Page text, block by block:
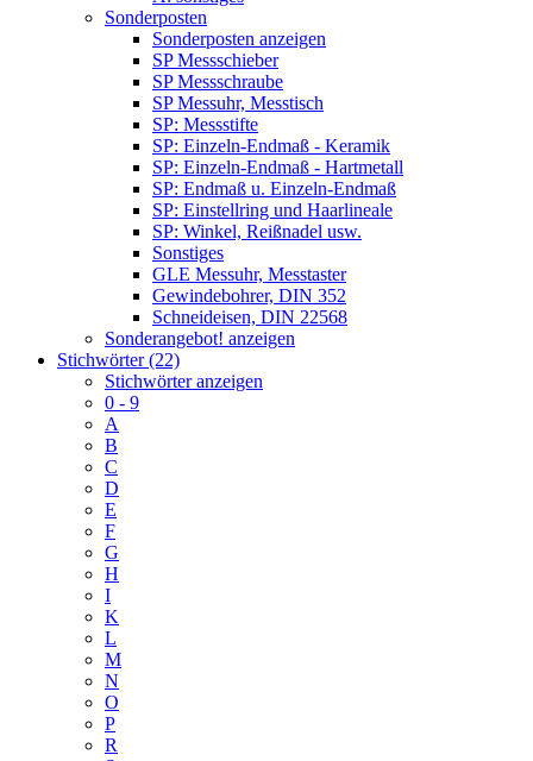
Sonderposten
Sonderposten anzeigen
SP Messschieber
SP Messschraube
SP Messuhr, Messtisch
SP: Messstifte
SP: Einzeln-Endmaß - Keramik
SP: Einzeln-Endmaß - Hartmetall
SP: Endmaß u. Einzeln-Endmaß
SP: Einstellring und Haarlineale
SP: Winkel, Reißnadel usw.
Sonstiges
GLE Messuhr, Messtaster
Gewindebohrer, DIN 352
Schneideisen, DIN 22568
Sonderangebot! anzeigen
Stichwörter (22)
Stichwörter anzeigen
0 - 9
A
B
C
D
E
F
G
H
I
K
L
M
N
O
P
R